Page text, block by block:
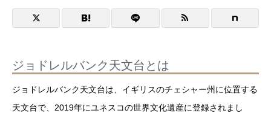
ジョドレルバンク天文台とは
ジョドレルバンク天文台は、イギリスのチェシャー州に位置する
天文台で、2019年にユネスコの世界文化遺産に登録されまし